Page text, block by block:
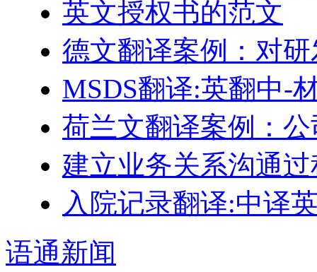
英文授权书的范文
德文翻译案例：对
MSDS翻译:英翻中-
荷兰文翻译案例：
建立业务关系沟通
入院记录翻译:中译
语通新闻